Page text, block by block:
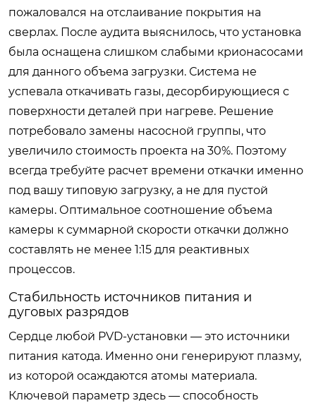
пожаловался на отслаивание покрытия на
сверлах. После аудита выяснилось, что установка
была оснащена слишком слабыми крионасосами
для данного объема загрузки. Система не
успевала откачивать газы, десорбирующиеся с
поверхности деталей при нагреве. Решение
потребовало замены насосной группы, что
увеличило стоимость проекта на 30%. Поэтому
всегда требуйте расчет времени откачки именно
под вашу типовую загрузку, а не для пустой
камеры. Оптимальное соотношение объема
камеры к суммарной скорости откачки должно
составлять не менее 1:15 для реактивных
процессов.
Стабильность источников питания и
дуговых разрядов
Сердце любой PVD-установки — это источники
питания катода. Именно они генерируют плазму,
из которой осаждаются атомы материала.
Ключевой параметр здесь — способность